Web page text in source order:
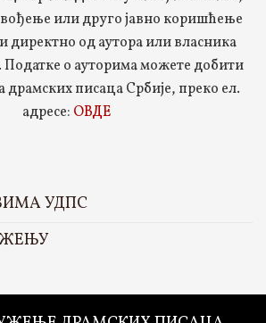
или друго јавно коришћење
директно од аутора или власника
Податке о ауторима можете добити
писаца Србије, преко ел.
адресе: ОВДЕ
УДПС